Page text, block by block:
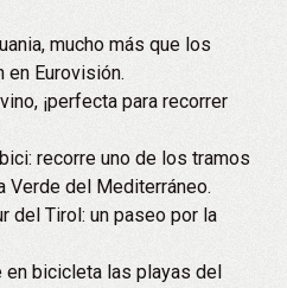
mucho más que los
en Eurovisión.
¡perfecta para recorrer
recorre uno de los tramos
Verde del Mediterráneo.
del Tirol: un paseo por la
en bicicleta las playas del